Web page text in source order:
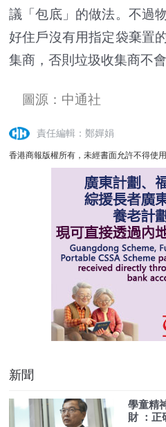
議「包底」的做法。不過
好住戶沒有用指定袋棄置
集商，否則垃圾收集商不會
圖源：中通社
責任編輯：鄭嬋娟
香港商報版權所有，未經書面允許不得使用
新聞
學童精
財 ：正